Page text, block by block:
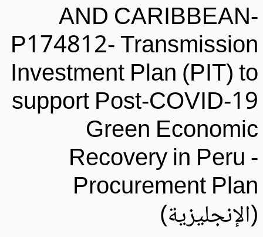
AND
P174812-
Investment Plan (PIT)
support Post-COVID-
Green
Recovery in Peru
Procurement